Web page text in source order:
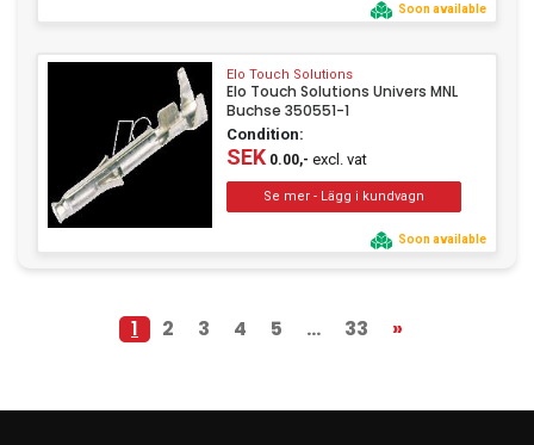
Soon available
Elo Touch Solutions
Elo Touch Solutions Univers MNL
Buchse 350551-1
Condition:
SEK0.00,- excl. vat
Soon available
1 2 3 4 5 ... 33 »